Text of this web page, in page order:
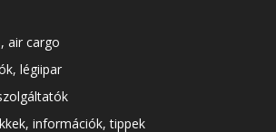
air cargo
légiipar
információk, tippek